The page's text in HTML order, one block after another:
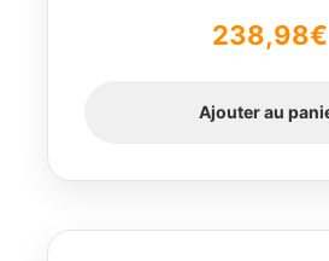
238,98€
Ajouter au